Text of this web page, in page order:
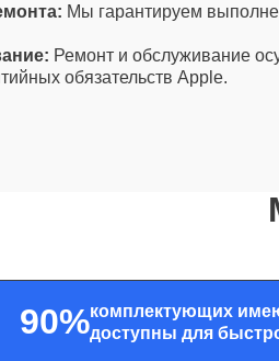
Мы гарантируем
Ремонт и обслуживание
обязательств Apple.
90%комплектующих
доступны для